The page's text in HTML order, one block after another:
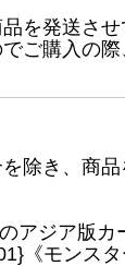
を発送させ
ご購入の
除き、商品
アジア版カ
《モンスタ